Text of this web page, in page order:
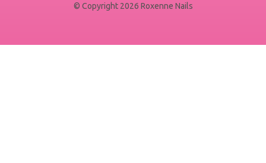
© Copyright 2026 Roxenne Nails